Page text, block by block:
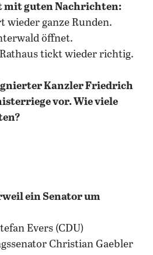
mit guten Nachrichten:
wieder ganze Runden.
öffnet.
tickt wieder richtig.
Kanzler Friedrich
vor. Wie viele
ein Senator um
Evers (CDU)
Christian Gaebler